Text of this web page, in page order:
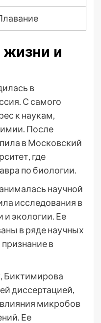
и
в
С самого
к наукам,
После
в Московский
где
по биологии.
научной
исследования в
экологии. Ее
в ряде научных
в
Биктимирова
диссертацией,
микробов
Ее